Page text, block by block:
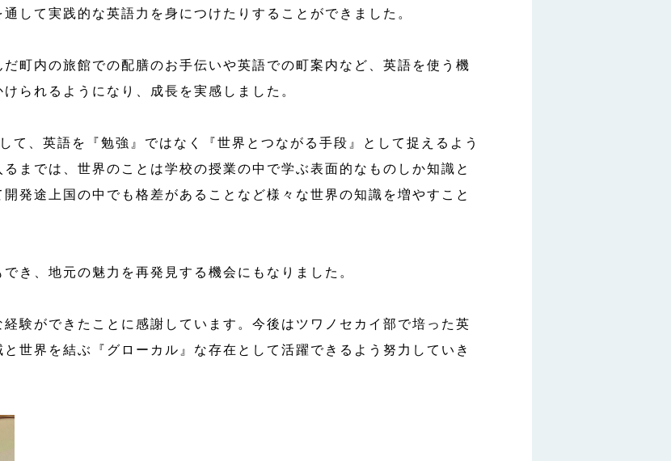
して実践的な英語力を身につけたりすることができました。
町内の旅館での配膳のお手伝いや英語での町案内など、英語を使う機
られるようになり、成長を実感しました。
て、英語を『勉強』ではなく『世界とつながる手段』として捉えるよう
までは、世界のことは学校の授業の中で学ぶ表面的なものしか知識と
発途上国の中でも格差があることなど様々な世界の知識を増やすこと
き、地元の魅力を再発見する機会にもなりました。
験ができたことに感謝しています。今後はツワノセカイ部で培った英
世界を結ぶ『グローカル』な存在として活躍できるよう努力していき